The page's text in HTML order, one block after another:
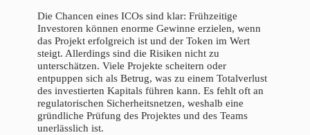
Die Chancen eines ICOs sind klar: Frühzeitige
Investoren können enorme Gewinne erzielen, wenn
das Projekt erfolgreich ist und der Token im Wert
steigt. Allerdings sind die Risiken nicht zu
unterschätzen. Viele Projekte scheitern oder
entpuppen sich als Betrug, was zu einem Totalverlust
des investierten Kapitals führen kann. Es fehlt oft an
regulatorischen Sicherheitsnetzen, weshalb eine
gründliche Prüfung des Projektes und des Teams
unerlässlich ist.